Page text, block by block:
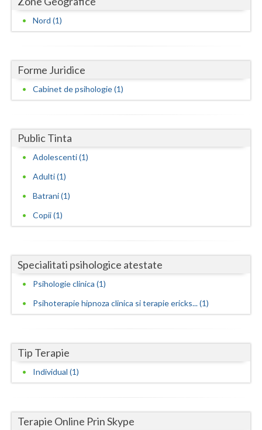
Giurgiu
Harghita
Hunedoara
Iasi
Ilfov
Maramures
Mures
Olt
Satu-Mare
Teleorman
Nord (1)
Forme Juridice
Cabinet de psihologie (1)
Public Tinta
Adolescenti (1)
Adulti (1)
Batrani (1)
Copii (1)
Specialitati psihologice atestate
Psihologie clinica (1)
Psihoterapie hipnoza clinica si terapie ericks... (1)
Tip Terapie
Individual (1)
Terapie Online Prin Skype